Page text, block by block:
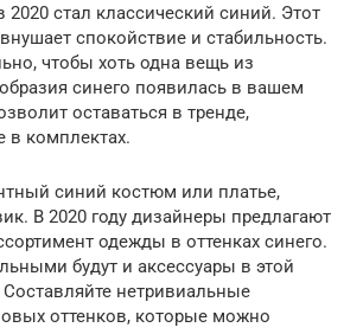
2020 стал классический синий. Этот
спокойствие и стабильность.
чтобы хоть одна вещь из
синего появилась в вашем
оставаться в тренде,
в комплектах.
синий костюм или платье,
В 2020 году дизайнеры предлагают
одежды в оттенках синего.
будут и аксессуары в этой
нетривиальные
оттенков, которые можно